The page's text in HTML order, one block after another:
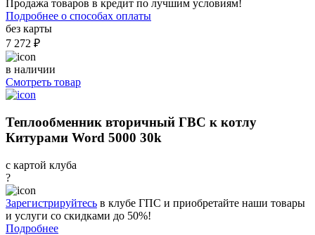
Продажа товаров в кредит по лучшим условиям!
Подробнее о способах оплаты
без карты
7 272 ₽
в наличии
Смотреть товар
Теплообменник вторичный ГВС к котлу
Китурами Word 5000 30k
с картой клуба
?
Зарегистрируйтесь в клубе ГПС и приобретайте наши товары
и услуги со скидками до 50%!
Подробнее